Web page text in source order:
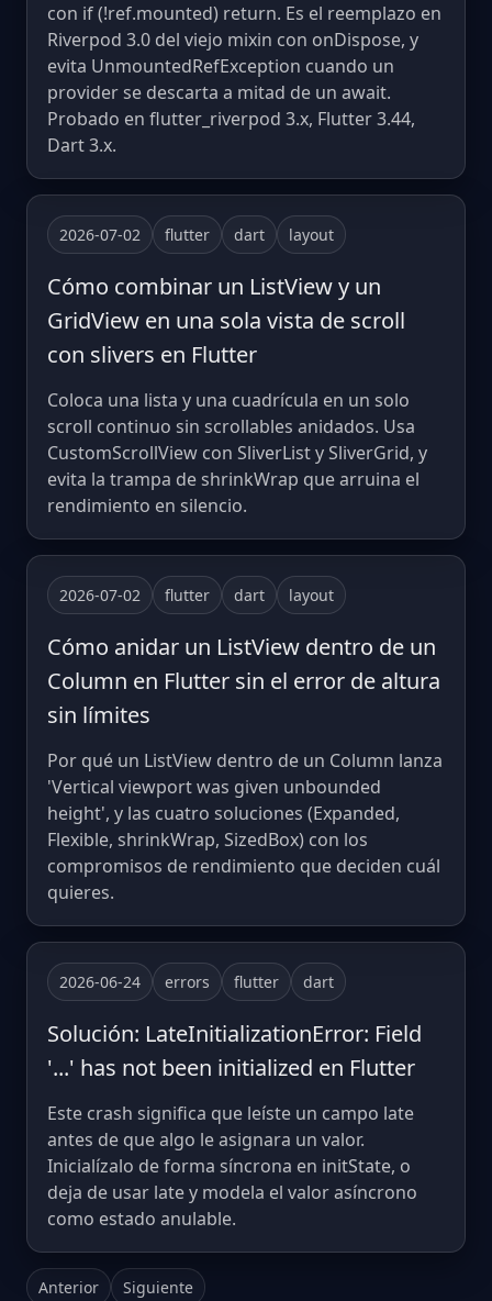
con if (!ref.mounted) return. Es el reemplazo en
Riverpod 3.0 del viejo mixin con onDispose, y
evita UnmountedRefException cuando un
provider se descarta a mitad de un await.
Probado en flutter_riverpod 3.x, Flutter 3.44,
Dart 3.x.
2026-07-02 flutter dart layout
Cómo combinar un ListView y un
GridView en una sola vista de scroll
con slivers en Flutter
Coloca una lista y una cuadrícula en un solo
scroll continuo sin scrollables anidados. Usa
CustomScrollView con SliverList y SliverGrid, y
evita la trampa de shrinkWrap que arruina el
rendimiento en silencio.
2026-07-02 flutter dart layout
Cómo anidar un ListView dentro de un
Column en Flutter sin el error de altura
sin límites
Por qué un ListView dentro de un Column lanza
'Vertical viewport was given unbounded
height', y las cuatro soluciones (Expanded,
Flexible, shrinkWrap, SizedBox) con los
compromisos de rendimiento que deciden cuál
quieres.
2026-06-24 errors flutter dart
Solución: LateInitializationError: Field
'...' has not been initialized en Flutter
Este crash significa que leíste un campo late
antes de que algo le asignara un valor.
Inicialízalo de forma síncrona en initState, o
deja de usar late y modela el valor asíncrono
como estado anulable.
Anterior Siguiente